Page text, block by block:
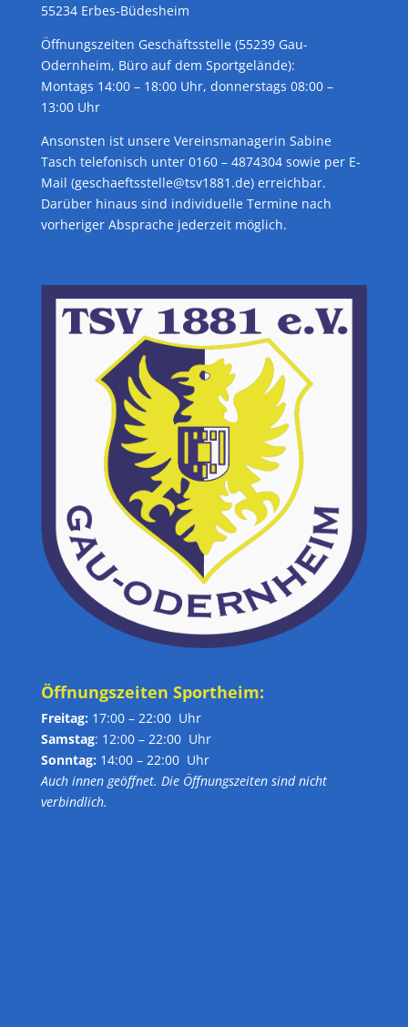
55234 Erbes-Büdesheim
Öffnungszeiten Geschäftsstelle (55239 Gau-
Odernheim, Büro auf dem Sportgelände):
Montags 14:00 – 18:00 Uhr, donnerstags 08:00 –
13:00 Uhr
Ansonsten ist unsere Vereinsmanagerin Sabine
Tasch telefonisch unter 0160 – 4874304 sowie per E-
Mail (geschaeftsstelle@tsv1881.de) erreichbar.
Darüber hinaus sind individuelle Termine nach
vorheriger Absprache jederzeit möglich.
Öffnungszeiten Sportheim:
Freitag: 17:00 – 22:00 Uhr
Samstag: 12:00 – 22:00 Uhr
Sonntag: 14:00 – 22:00 Uhr
Auch innen geöffnet. Die Öffnungszeiten sind nicht
verbindlich.